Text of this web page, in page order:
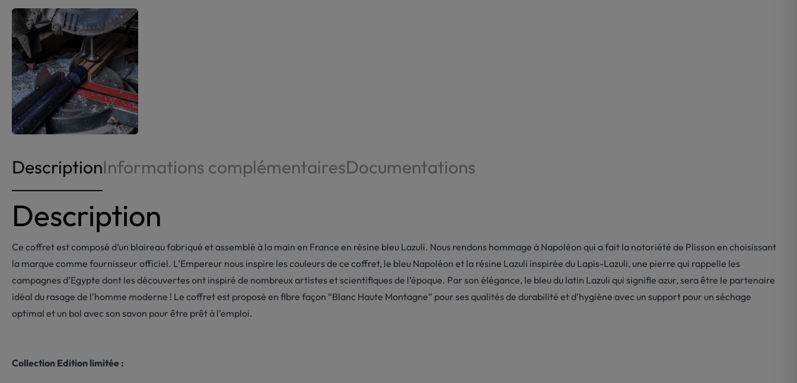
DescriptionInformations complémentairesDocumentations
Description
Ce coffret est composé d’un blaireau fabriqué et assemblé à la main en France en résine bleu Lazuli. Nous rendons hommage à Napoléon qui a fait la notoriété de Plisson en choisissant
la marque comme fournisseur officiel. L’Empereur nous inspire les couleurs de ce coffret, le bleu Napoléon et la résine Lazuli inspirée du Lapis-Lazuli, une pierre qui rappelle les
campagnes d’Egypte dont les découvertes ont inspiré de nombreux artistes et scientifiques de l’époque. Par son élégance, le bleu du latin Lazuli qui signifie azur, sera être le partenaire
idéal du rasage de l’homme moderne ! Le coffret est proposé en fibre façon “Blanc Haute Montagne” pour ses qualités de durabilité et d’hygiène avec un support pour un séchage
optimal et un bol avec son savon pour être prêt à l’emploi.
Collection Edition limitée :